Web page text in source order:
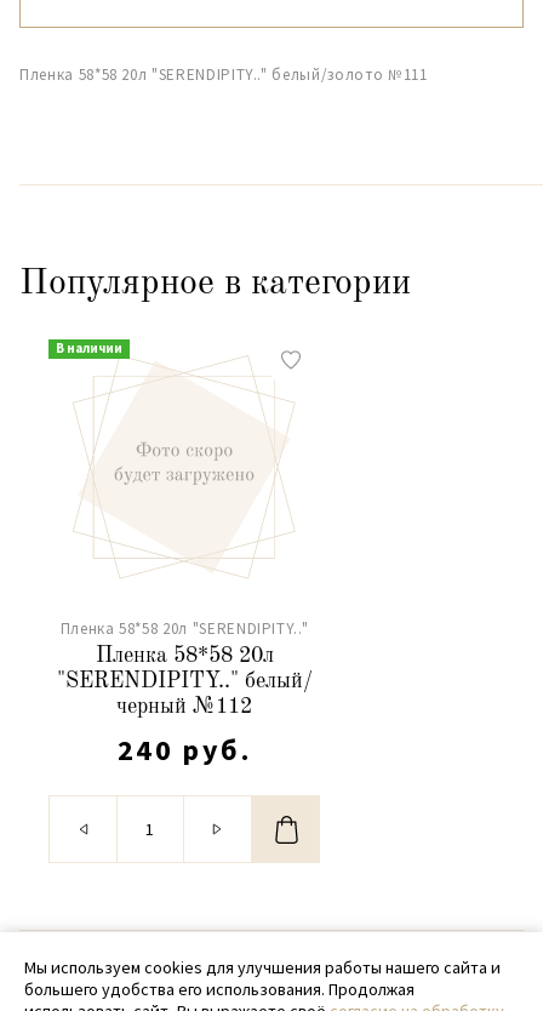
Пленка 58*58 20л "SERENDIPITY.." белый/золото №111
Популярное в категории
В наличии
Пленка 58*58 20л "SERENDIPITY.."
Пленка 58*58 20л
"SERENDIPITY.." белый/
черный №112
240 руб.
© 2020 - 2026 SamPack
Мы используем cookies для улучшения работы нашего сайта и
большего удобства его использования. Продолжая